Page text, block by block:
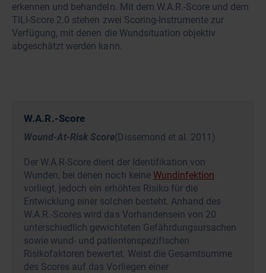
erkennen und behandeln. Mit dem W.A.R.-Score und dem
TILI-Score 2.0 stehen zwei Scoring-Instrumente zur
Verfügung, mit denen die Wundsituation objektiv
abgeschätzt werden kann.
W.A.R.-Score
Wound-At-Risk Score(Dissemond et al. 2011)
Der W.A.R-Score dient der Identifikation von
Wunden, bei denen noch keine Wundinfektion
vorliegt, jedoch ein erhöhtes Risiko für die
Entwicklung einer solchen besteht. Anhand des
W.A.R.-Scores wird das Vorhandensein von 20
unterschiedlich gewichteten Gefährdungsursachen
sowie wund- und patientenspezifischen
Risikofaktoren bewertet. Weist die Gesamtsumme
des Scores auf das Vorliegen einer